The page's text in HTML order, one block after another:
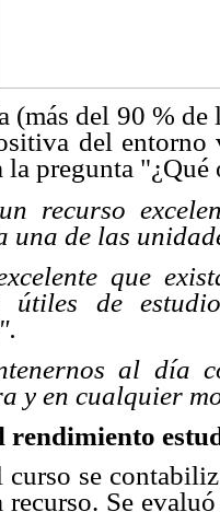
(más del 90 %
del
la pregunta
recurso
una de las
que
útiles de
al día
y en cualquier
rendimiento
se
recurso. Se